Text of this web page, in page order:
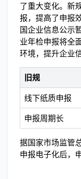
了重大变化。新
报，提高了申报
国企业信息公示
业年检申报将全
环境，提升企业
旧规
线下纸质申报
申报周期长
据国家市场监管
申报电子化后，